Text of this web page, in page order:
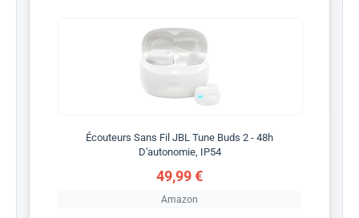
Écouteurs Sans Fil JBL Tune Buds 2 - 48h
D'autonomie, IP54
49,99 €
Amazon